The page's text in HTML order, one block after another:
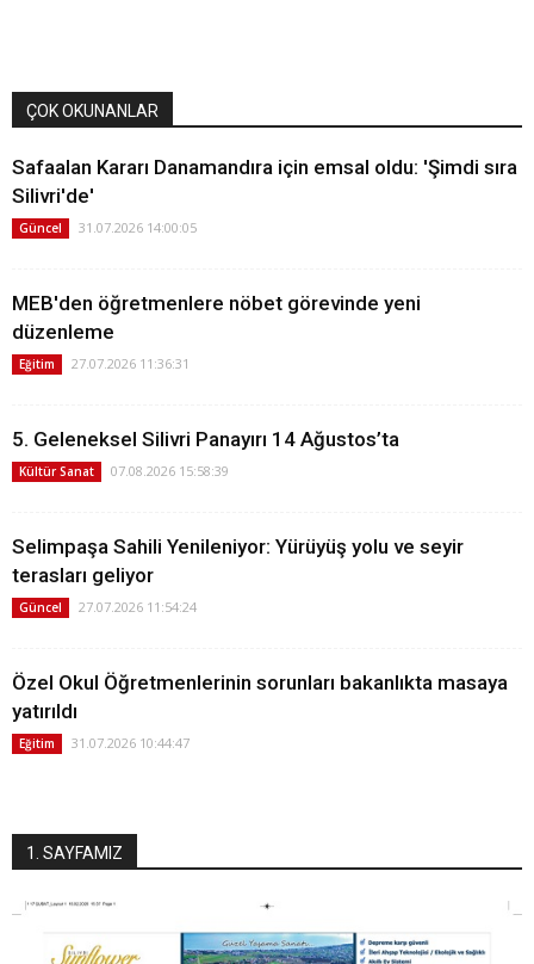
ÇOK OKUNANLAR
Safaalan Kararı Danamandıra için emsal oldu: 'Şimdi sıra
Silivri'de'
Güncel 31.07.2026 14:00:05
MEB'den öğretmenlere nöbet görevinde yeni
düzenleme
Eğitim 27.07.2026 11:36:31
5. Geleneksel Silivri Panayırı 14 Ağustos’ta
Kültür Sanat 07.08.2026 15:58:39
Selimpaşa Sahili Yenileniyor: Yürüyüş yolu ve seyir
terasları geliyor
Güncel 27.07.2026 11:54:24
Özel Okul Öğretmenlerinin sorunları bakanlıkta masaya
yatırıldı
Eğitim 31.07.2026 10:44:47
1. SAYFAMIZ